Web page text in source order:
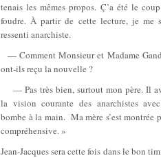
tenais les mêmes propos. Ç’a été le
foudre. À partir de cette lecture, je me
ressenti anarchiste.
— Comment Monsieur et Madame
ont-ils reçu la nouvelle ?
— Pas très bien, surtout mon père. Il
la vision courante des anarchistes
bombe à la main. Ma mère s’est montrée
compréhensive. »
Jean-Jacques sera cette fois dans le bon